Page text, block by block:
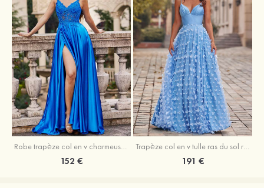
Robe trapèze col en v charmeuse traîne balayage robe de bal
152 €
Trapèze col en v tulle ras du sol robe de bal avec papillon
191 €